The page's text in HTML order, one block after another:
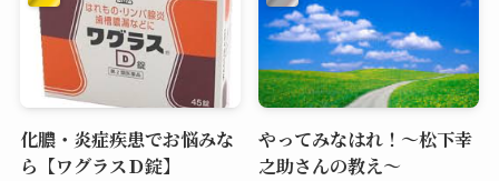
化膿・炎症疾患でお悩みな
ら【ワグラスＤ錠】
やってみなはれ！～松下幸
之助さんの教え～